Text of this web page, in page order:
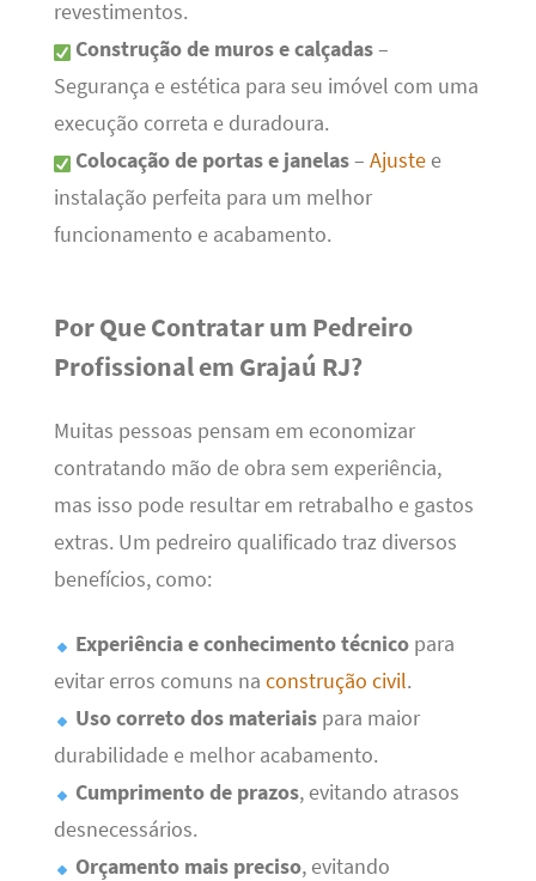
revestimentos.
Construção de muros e calçadas–
Segurança e estética para seu imóvel com uma
execução correta e duradoura.
Colocação de portas e janelas– Ajustee
instalação perfeita para um melhor
funcionamento e acabamento.
Por Que Contratar um Pedreiro
Profissional em Grajaú RJ?
Muitas pessoas pensam em economizar
contratando mão de obra sem experiência,
mas isso pode resultar em retrabalho e gastos
extras. Um pedreiro qualificado traz diversos
benefícios, como:
Experiência e conhecimento técnicopara
evitar erros comuns na construção civil.
Uso correto dos materiaispara maior
durabilidade e melhor acabamento.
Cumprimento de prazos, evitando atrasos
desnecessários.
Orçamento mais preciso, evitando